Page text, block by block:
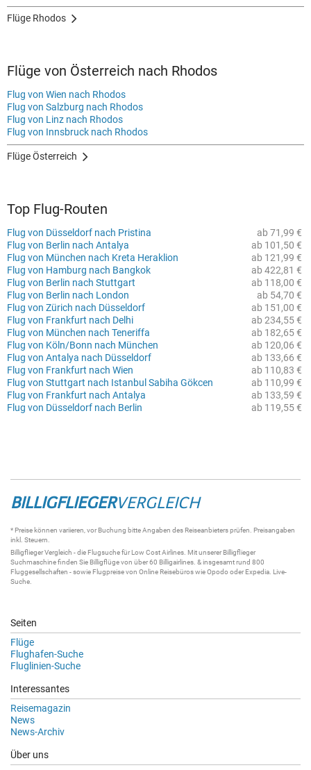
Flüge Rhodos
Flüge von Österreich nach Rhodos
Flug von Wien nach Rhodos
Flug von Salzburg nach Rhodos
Flug von Linz nach Rhodos
Flug von Innsbruck nach Rhodos
Flüge Österreich
Top Flug-Routen
ab 71,99 €
Flug von Düsseldorf nach Pristina
ab 101,50 €
Flug von Berlin nach Antalya
ab 121,99 €
Flug von München nach Kreta Heraklion
ab 422,81 €
Flug von Hamburg nach Bangkok
ab 118,00 €
Flug von Berlin nach Stuttgart
ab 54,70 €
Flug von Berlin nach London
ab 151,00 €
Flug von Zürich nach Düsseldorf
ab 234,55 €
Flug von Frankfurt nach Delhi
ab 182,65 €
Flug von München nach Teneriffa
ab 120,06 €
Flug von Köln/Bonn nach München
ab 133,66 €
Flug von Antalya nach Düsseldorf
ab 110,83 €
Flug von Frankfurt nach Wien
ab 110,99 €
Flug von Stuttgart nach Istanbul Sabiha Gökcen
ab 133,59 €
Flug von Frankfurt nach Antalya
ab 119,55 €
Flug von Düsseldorf nach Berlin
BILLIGFLIEGERVERGLEICH
* Preise können variieren, vor Buchung bitte Angaben des Reiseanbieters prüfen. Preisangaben
inkl. Steuern.
BilligfliegerVergleich - die Flugsuchefür Low Cost Airlines. Mit unsererBilligflieger
Suchmaschinefinden Sie Billigflügevon über 60 Billigairlines . & insgesamt rund 800
Fluggesellschaften - sowie Flugpreise von Online Reisebüros wie Opodo oder Expedia. Live-
Suche
Seiten
Flüge
Flughafen-Suche
Fluglinien-Suche
Interessantes
Reisemagazin
News
News-Archiv
Über uns